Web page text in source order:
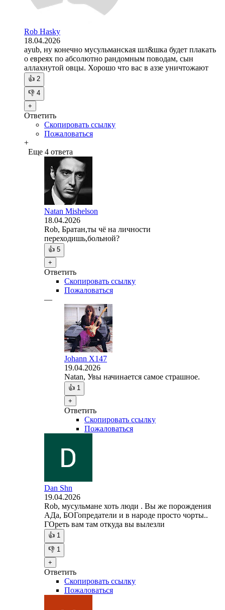
Rob Hasky
18.04.2026
ayub, ну конечно мусульманская шл&шка будет плакать
о евреях по абсолютно рандомным поводам, сын
аллахнутой овцы. Хорошо что вас в аззе уничтожают
👍 2
👎 4
+
Ответить
Скопировать ссылку
Пожаловаться
+
Еще 4 ответа
Natan Mishelson
18.04.2026
Rob, Братан,ты чё на личности
переходишь,больной?
👍 5
+
Ответить
Скопировать ссылку
Пожаловаться
—
Johann X147
19.04.2026
Natan, Увы начинается самое страшное.
👍 1
+
Ответить
Скопировать ссылку
Пожаловаться
Dan Shn
19.04.2026
Rob, мусульмане хоть люди . Вы же порождения
АДа, БОГопредатели и в народе просто чорты..
ГОреть вам там откуда вы вылезли
👍 1
👎 1
+
Ответить
Скопировать ссылку
Пожаловаться